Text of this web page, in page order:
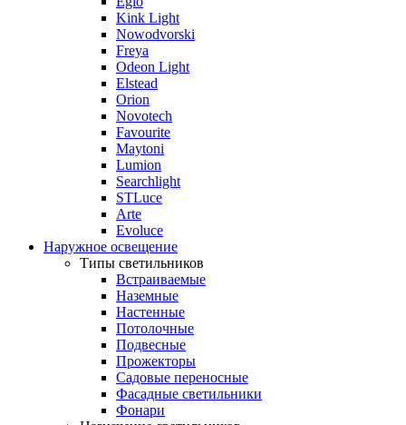
Kink Light
Nowodvorski
Freya
Odeon Light
Elstead
Orion
Novotech
Favourite
Maytoni
Lumion
Searchlight
STLuce
Arte
Evoluce
Наружное освещение
Типы светильников
Встраиваемые
Наземные
Настенные
Потолочные
Подвесные
Прожекторы
Садовые переносные
Фасадные светильники
Фонари